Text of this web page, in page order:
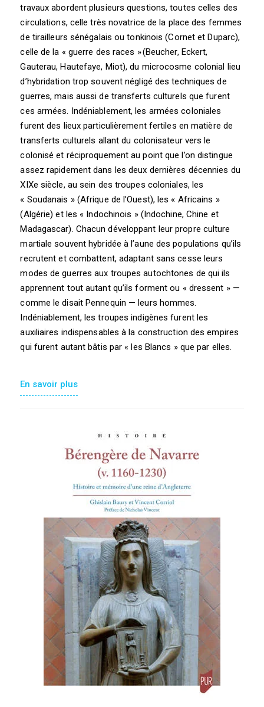
travaux abordent plusieurs questions, toutes celles des
circulations, celle très novatrice de la place des femmes
de tirailleurs sénégalais ou tonkinois (Cornet et Duparc),
celle de la « guerre des races » (Beucher, Eckert,
Gauterau, Hautefaye, Miot), du microcosme colonial lieu
d’hybridation trop souvent négligé des techniques de
guerres, mais aussi de transferts culturels que furent
ces armées. Indéniablement, les armées coloniales
furent des lieux particulièrement fertiles en matière de
transferts culturels allant du colonisateur vers le
colonisé et réciproquement au point que l’on distingue
assez rapidement dans les deux dernières décennies du
XIXe siècle, au sein des troupes coloniales, les
« Soudanais » (Afrique de l’Ouest), les « Africains »
(Algérie) et les « Indochinois » (Indochine, Chine et
Madagascar). Chacun développant leur propre culture
martiale souvent hybridée à l’aune des populations qu’ils
recrutent et combattent, adaptant sans cesse leurs
modes de guerres aux troupes autochtones de qui ils
apprennent tout autant qu’ils forment ou « dressent » —
comme le disait Pennequin — leurs hommes.
Indéniablement, les troupes indigènes furent les
auxiliaires indispensables à la construction des empires
qui furent autant bâtis par « les Blancs » que par elles.
En savoir plus